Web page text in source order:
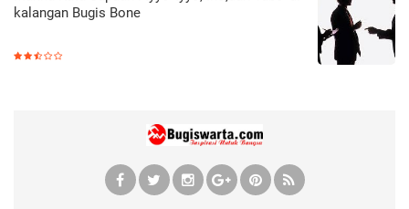
kalangan Bugis Bone